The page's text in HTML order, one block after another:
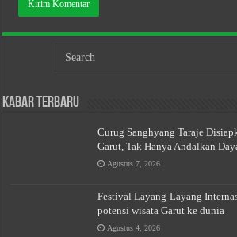
Kabar Terbaru
Curug Sanghyang Taraje
Garut, Tak Hanya Andalkan
Agustus 7, 2026
Festival Layang-Layang
potensi wisata Garut ke dunia
Agustus 4, 2026